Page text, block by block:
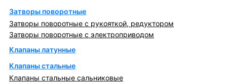
Затворы поворотные
Затворы поворотные с рукояткой, редуктором
Затворы поворотные с электроприводом
Клапаны латунные
Клапаны стальные
Клапаны стальные сальниковые